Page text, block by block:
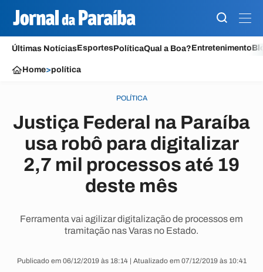
Últimas NotíciasEsportesPolíticaQual a Boa?Entretenimento
Home>política
POLÍTICA
Justiça Federal na Paraíba
usa robô para digitalizar
2,7 mil processos até 19
deste mês
Ferramenta vai agilizar digitalização de processos em
tramitação nas Varas no Estado.
Publicado em 06/12/2019 às 18:14 | Atualizado em 07/12/2019 às 10:41